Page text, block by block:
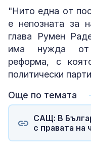
"Нито една от
е непозната за
глава Румен
има нужда от
реформа, с
политически
Още по темата
САЩ: В
с правата на